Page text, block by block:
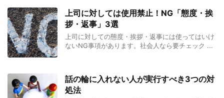
上司に対しては使用禁止！NG「態度・挨
拶・返事」3選
上司に対しての態度・挨拶・返事には使ってはいけ
ないNG事項があります。社会人なら要チェック ...
話の輪に入れない人が実行すべき3つの対
処法